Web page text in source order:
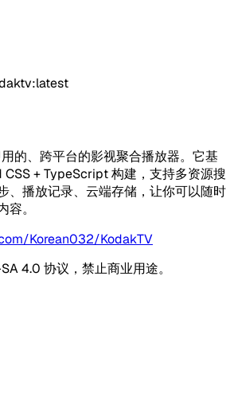
的、跨平台的影视聚合播放器。它基
CSS + TypeScript 构建，支持多资源搜
、播放记录、云端存储，让你可以随时
。
Korean032/KodakTV
4.0 协议，禁止商业用途。